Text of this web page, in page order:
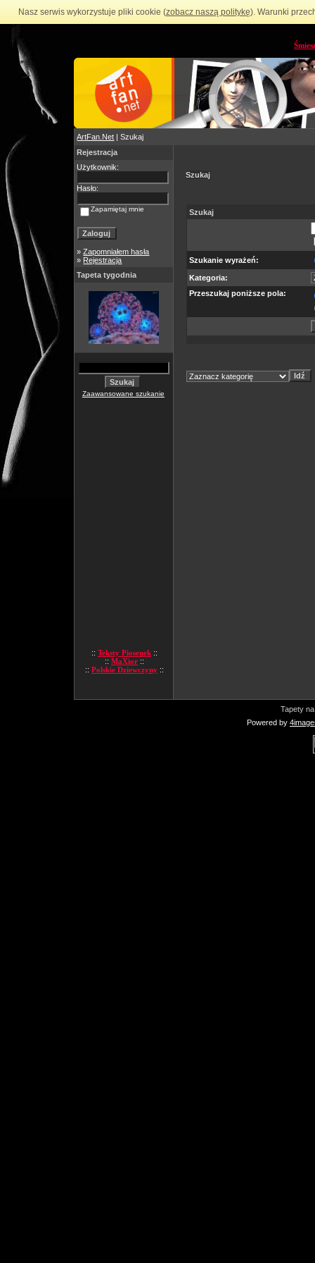
Nasz serwis wykorzystuje pliki cookie (zobacz naszą politykę). Warunki
ArtFan.Net | Szukaj
Rejestracja
Użytkownik:
Hasło:
Zapamiętaj mnie
»Zapomniałem hasła
» Rejestracja
Tapeta tygodnia
Zaawansowane szukanie
:: Teksty Piosenek ::
:: MaXior ::
:: Polskie Dziewczyny ::
Szukaj
Szukaj
Szukanie wyrażeń:
Kategoria:
Przeszukaj poniższe pola:
Tapety
Powered by